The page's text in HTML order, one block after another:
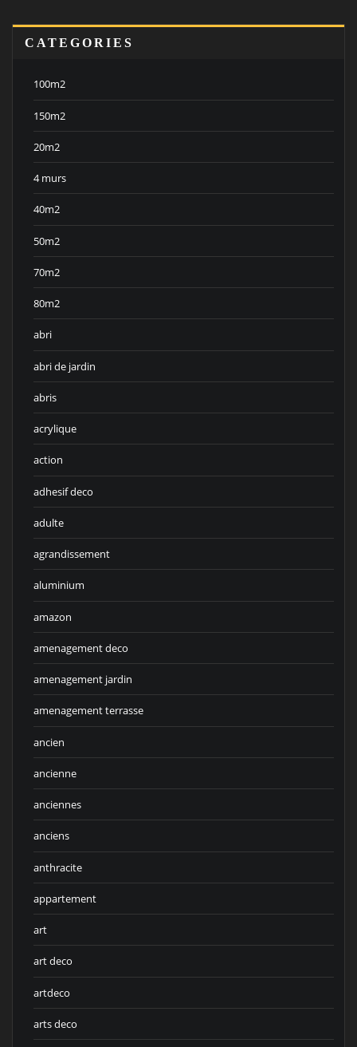
CATEGORIES
100m2
150m2
20m2
4 murs
40m2
50m2
70m2
80m2
abri
abri de jardin
abris
acrylique
action
adhesif deco
adulte
agrandissement
aluminium
amazon
amenagement deco
amenagement jardin
amenagement terrasse
ancien
ancienne
anciennes
anciens
anthracite
appartement
art
art deco
artdeco
arts deco